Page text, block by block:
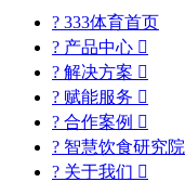
? 333体育首页
? 产品中心 
? 解决方案 
? 赋能服务 
? 合作案例 
? 智慧饮食研究院
? 关于我们 